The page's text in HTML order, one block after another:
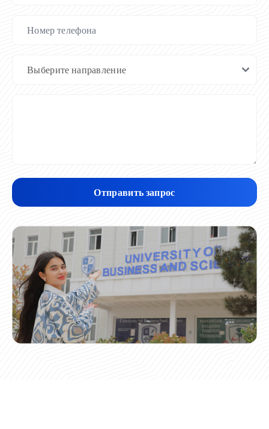
Отправить запрос